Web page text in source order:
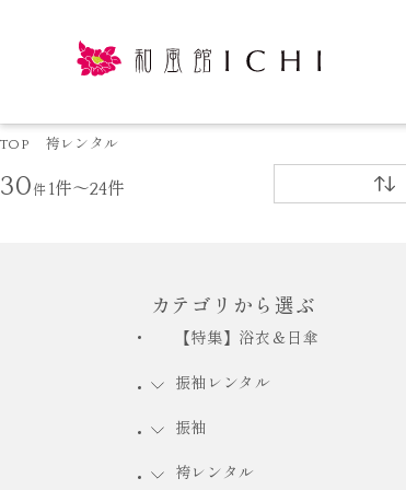
TOP 袴レンタル
30件1件～24件
カテゴリから選ぶ
【特集】浴衣＆日傘
振袖レンタル
振袖
袴レンタル